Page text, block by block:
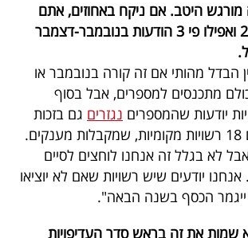
מורגש היטב. אם ניקח באחוזים, אתם
מוציאים בערך פי 2 ואפילו פי 3 הודעות בנובמבר-דצמבר
הבדל מהותי אם זה קורה בנובמבר או
מתכנסים למספרים, אבל בסוף
יודעות שהמספרים נגזרים גם בזכות
הסכמי מסגרת עם 18 רשויות מקומיות, שמקבלות מענקים.
לא בגלל זה אנחנו לוחצים לסיים
יודעים שיש רשויות שאם לא יוציאו
ייגמר הכסף בשנה הבאה".
שמות את זה בראש סדר העדיפויות